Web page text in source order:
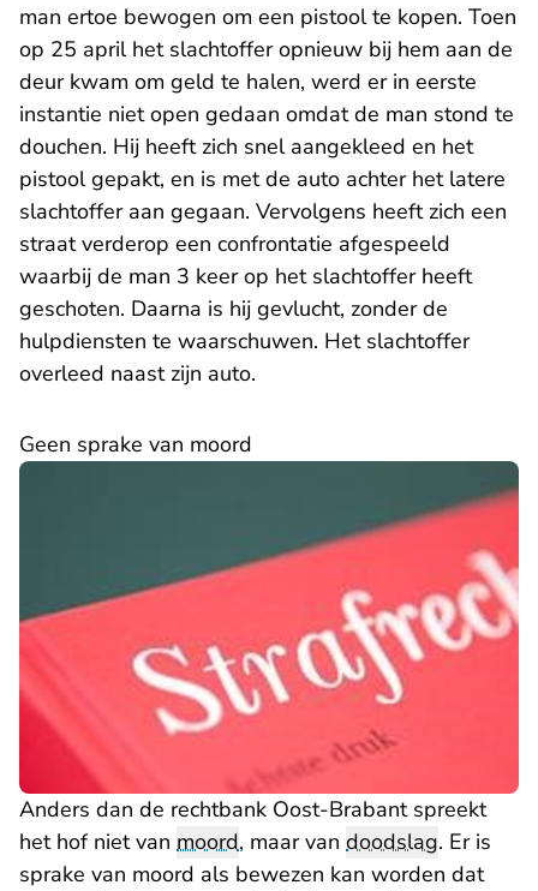
man ertoe bewogen om een pistool te kopen. Toen
op 25 april het slachtoffer opnieuw bij hem aan de
deur kwam om geld te halen, werd er in eerste
instantie niet open gedaan omdat de man stond te
douchen. Hij heeft zich snel aangekleed en het
pistool gepakt, en is met de auto achter het latere
slachtoffer aan gegaan. Vervolgens heeft zich een
straat verderop een confrontatie afgespeeld
waarbij de man 3 keer op het slachtoffer heeft
geschoten. Daarna is hij gevlucht, zonder de
hulpdiensten te waarschuwen. Het slachtoffer
overleed naast zijn auto.
Geen sprake van moord
Anders dan de rechtbank Oost-Brabant- U verlaat
spreekt
het hof niet van moord, maar van doodslag. Er is
sprake van moord als bewezen kan worden dat